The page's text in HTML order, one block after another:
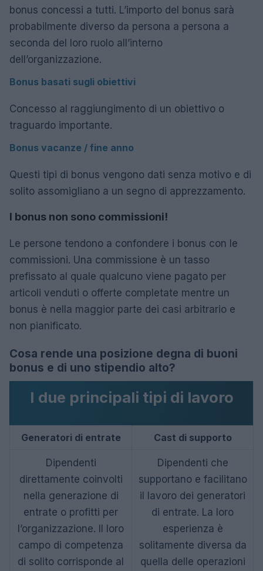
bonus concessi a tutti. L’importo del bonus sarà
probabilmente diverso da persona a persona a
seconda del loro ruolo all’interno
dell’organizzazione.
Bonus basati sugli obiettivi
Concesso al raggiungimento di un obiettivo o
traguardo importante.
Bonus vacanze / fine anno
Questi tipi di bonus vengono dati senza motivo e di
solito assomigliano a un segno di apprezzamento.
I bonus non sono commissioni!
Le persone tendono a confondere i bonus con le
commissioni. Una commissione è un tasso
prefissato al quale qualcuno viene pagato per
articoli venduti o offerte completate mentre un
bonus è nella maggior parte dei casi arbitrario e
non pianificato.
Cosa rende una posizione degna di buoni
bonus e di uno stipendio alto?
I due principali tipi di lavoro
Generatori di entrate Cast di supporto
Dipendenti
direttamente coinvolti
nella generazione di
entrate o profitti per
l’organizzazione. Il loro
campo di competenza
di solito corrisponde al
Dipendenti che
supportano e facilitano
il lavoro dei generatori
di entrate. La loro
esperienza è
solitamente diversa da
quella delle operazioni